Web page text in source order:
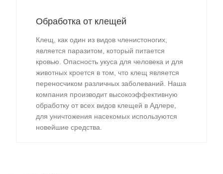
Обработка от клещей
Клещ, как один из видов членистоногих,
является паразитом, который питается
кровью. Опасность укуса для человека и для
животных кроется в том, что клещ является
переносчиком различных заболеваний. Наша
компания производит высокоэффективную
обработку от всех видов клещей в Адлере,
для уничтожения насекомых используются
новейшие средства.